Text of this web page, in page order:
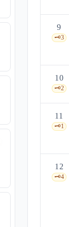
9
🗝️3
10
🗝️2
11
🗝️1
12
🗝️4